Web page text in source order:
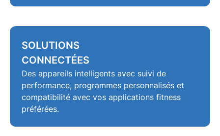
SOLUTIONS
CONNECTÉES
Des appareils intelligents avec suivi de
performance, programmes personnalisés et
compatibilité avec vos applications fitness
préférées.